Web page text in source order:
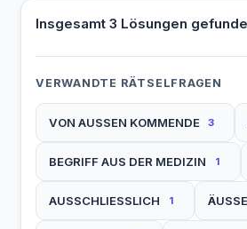
Insgesamt 3 Lösungen
VERWANDTE RÄTSELFRAGEN
VON AUSSEN KOMMENDE 3
BEGRIFF AUS DER MEDIZIN 1
AUSSCHLIESSLICH 1